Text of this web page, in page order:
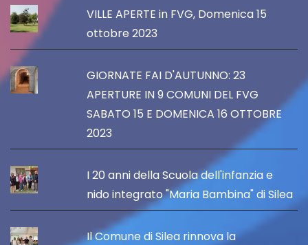
VILLE APERTE in FVG, Domenica 15
ottobre 2023
GIORNATE FAI D'AUTUNNO: 23
APERTURE IN 9 COMUNI DEL FVG
SABATO 15 E DOMENICA 16 OTTOBRE
2023
I 20 anni della Scuola dell'infanzia e
nido integrato "Maria Bambina" di Silea
Il Comune di Silea rinnova la